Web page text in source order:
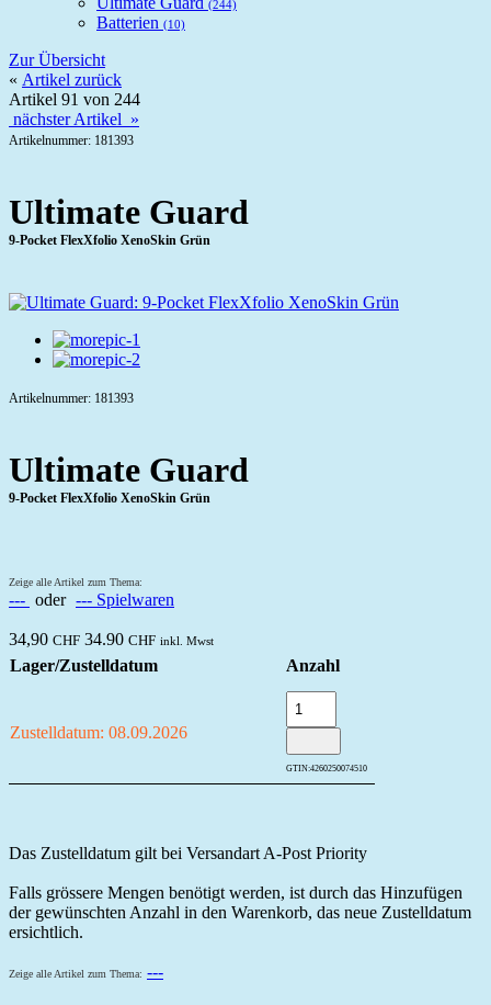
(244)
Batterien (10)
Zur Übersicht
« Artikel zurück
Artikel 91 von 244
nächster Artikel »
Artikelnummer: 181393
Ultimate Guard
9-Pocket FlexXfolio XenoSkin Grün
Artikelnummer: 181393
Ultimate Guard
9-Pocket FlexXfolio XenoSkin Grün
Zeige alle Artikel zum Thema:
--- oder --- Spielwaren
34,90 CHF 34.90 CHF inkl. Mwst
Lager/Zustelldatum Anzahl
Zustelldatum: 08.09.2026
GTIN:4260250074510
Das Zustelldatum gilt bei Versandart A-Post Priority
Falls grössere Mengen benötigt werden, ist durch das Hinzufügen
der gewünschten Anzahl in den Warenkorb, das neue Zustelldatum
ersichtlich.
Zeige alle Artikel zum Thema: ---